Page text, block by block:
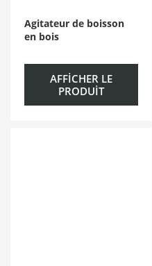
Agitateur de boisson
en bois
AFFICHER LE
PRODUIT